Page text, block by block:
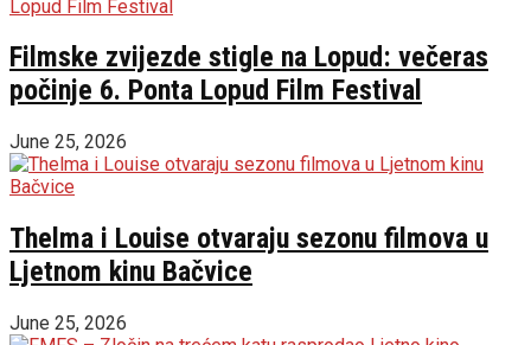
Filmske zvijezde stigle na Lopud: večeras
počinje 6. Ponta Lopud Film Festival
June 25, 2026
Thelma i Louise otvaraju sezonu filmova u
Ljetnom kinu Bačvice
June 25, 2026